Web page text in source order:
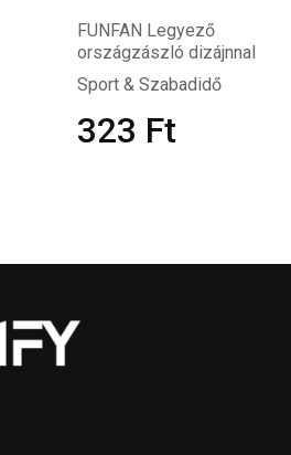
FUNFAN Legyező
országzászló dizájnnal
Sport & Szabadidő
323 Ft